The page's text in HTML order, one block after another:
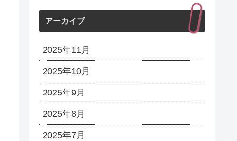
アーカイブ
2025年11月
2025年10月
2025年9月
2025年8月
2025年7月